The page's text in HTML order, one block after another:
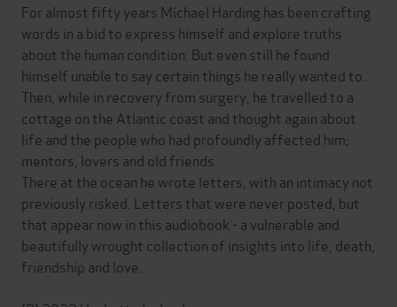
For almost fifty years Michael Harding has been crafting
words in a bid to express himself and explore truths
about the human condition. But even still he found
himself unable to say certain things he really wanted to.
Then, while in recovery from surgery, he travelled to a
cottage on the Atlantic coast and thought again about
life and the people who had profoundly affected him;
mentors, lovers and old friends.
There at the ocean he wrote letters, with an intimacy not
previously risked. Letters that were never posted, but
that appear now in this audiobook - a vulnerable and
beautifully wrought collection of insights into life, death,
friendship and love.